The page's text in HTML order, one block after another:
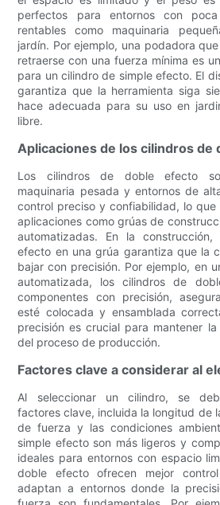
perfectos para entornos con
rentables como maquinaria
jardín. Por ejemplo, una podadora
retraerse con una fuerza mínima es
para un cilindro de simple efecto. El
garantiza que la herramienta siga
hace adecuada para su uso en
libre.
Aplicaciones de los cilindros de
Los cilindros de doble efecto
maquinaria pesada y entornos de
control preciso y confiabilidad, lo que
aplicaciones como grúas de
automatizadas. En la
efecto en una grúa garantiza que la
bajar con precisión. Por ejemplo, en
automatizada, los cilindros de
componentes con precisión,
esté colocada y ensamblada
precisión es crucial para mantener
del proceso de producción.
Factores clave a considerar al
Al seleccionar un cilindro, se
factores clave, incluida la longitud de
de fuerza y ​​las condiciones
simple efecto son más ligeros y
ideales para entornos con espacio
doble efecto ofrecen mejor
adaptan a entornos donde la